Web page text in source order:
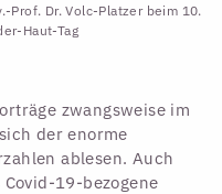
Prof. Dr. Volc-Platzer beim 10.
Haut-Tag
zwangsweise im
der enorme
ablesen. Auch
19-bezogene